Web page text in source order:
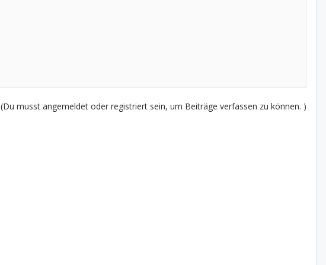
(Du musst angemeldet oder registriert sein, um Beiträge verfassen zu können. )